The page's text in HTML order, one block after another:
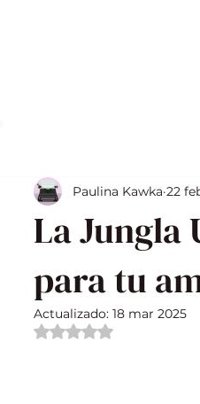
La Jungla
para tu
Paulina Kawka 22
Actualizado: 18 mar 2025
Obtuvo NaN de 5